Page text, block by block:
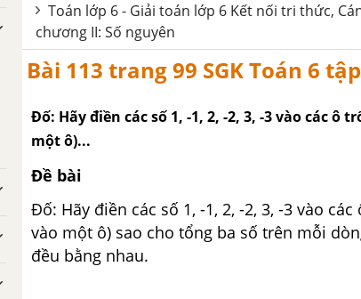
Toán lớp 6 - Giải toán lớp 6 Kết nối tri thức,
chương II: Số nguyên
Bài 113 trang 99 SGK Toán 6
Đố: Hãy điền các số 1, -1, 2, -2, 3, -3 vào các ô
một ô)...
Đề bài
Đố: Hãy điền các số 1, -1, 2, -2, 3, -3 vào
vào một ô) sao cho tổng ba số trên mỗi
đều bằng nhau.